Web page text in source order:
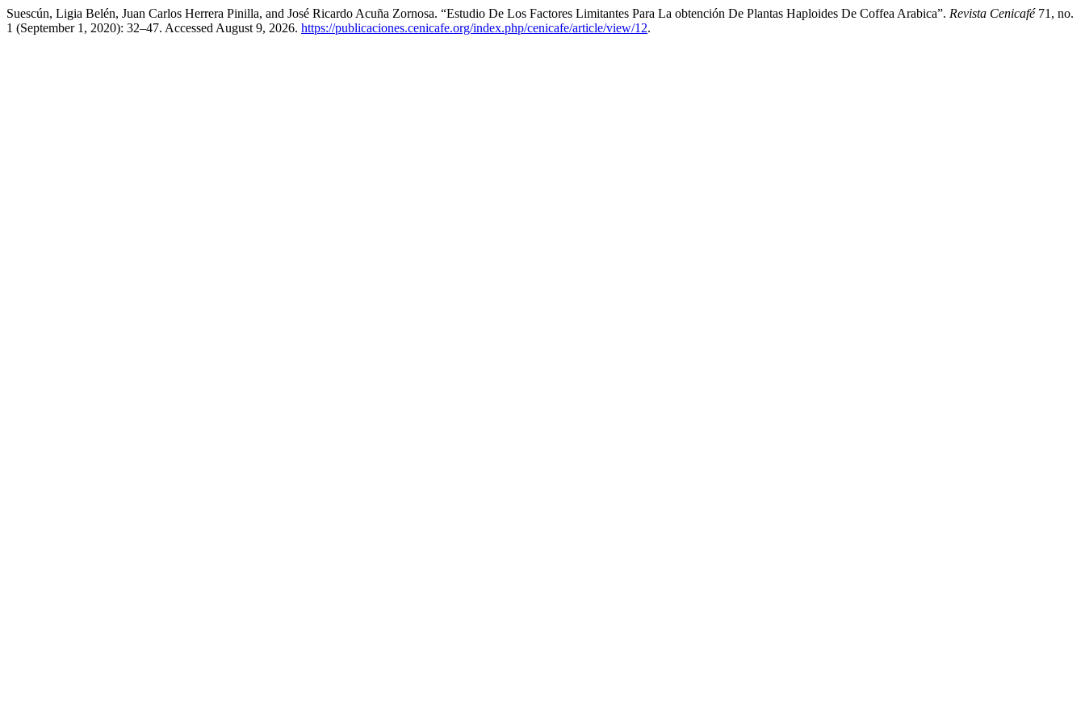
Suescún, Ligia Belén, Juan Carlos Herrera Pinilla, and José Ricardo Acuña Zornosa. “Estudio De Los Factores Limitantes Para La obtención De Plantas Haploides De Coffea Arabica”. Revista Cenicafé71, no.
1 (September 1, 2020): 32–47. Accessed August 9, 2026. https://publicaciones.cenicafe.org/index.php/cenicafe/article/view/12.